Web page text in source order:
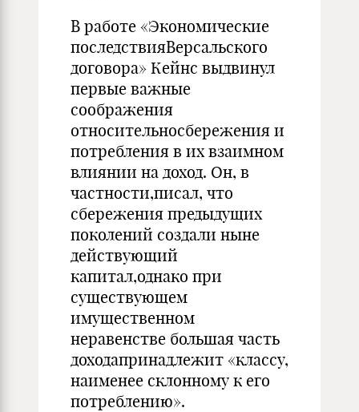
В работе «Экономические
последствияВерсальского
договора» Кейнс выдвинул
первые важные
соображения
относительносбереже­ния и
потребления в их взаимном
влиянии на доход. Он, в
частности,писал, что
сбережения предыдущих
поколений создали ныне
действу­ющий
капитал,однако при
существующем
имущественном
неравенстве большая часть
доходапринадлежит «классу,
наименее склонному к его
потреблению».